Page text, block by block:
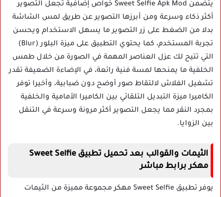
يتضمن Sweet Selfie Apk Mod خواص إضافية تجعل التصوير
أكثر ذكاء وسرعة ومن أبرزها التصوير عن طريق لمس الشاشة
بدلا من الضغط على زر التصوير ما يسهل الاستخدام ويحسن
تجربة المستخدم، كما يحتوي التطبيق على ميزة البلور (Blur)
التي تتيح لك عزل العناصر المهمة في الصورة من خلال طمس
الخلفية ما يمنحها لمسة فنية رائعة، في الإضاءة الضعيفة تقدر
تشغيل الفلاش لالتقاط صور أوضح دون ضبابية، وأخيرا توفر
الكاميرا ميزة التبديل التلقائي بين الكاميرا الأمامية والخلفية
بمجرد النقر مما يجعل التصوير أكثر مرونة وسرعة في التنقل
بين الزوايا.
الثيمات والقوالب بعد تحميل تطبيق Sweet Selfie
مهكر برابط مباشر
يوفر تطبيق Sweet Selfie مهكر مجموعة مميزة من الثيمات